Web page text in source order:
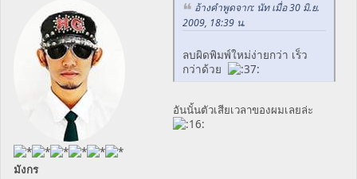
มังกร
อ้างคำพูดจาก: นัท เมื่อ 30 มิ.ย.
2009, 18:39 น.
ลบผิดพิมพ์ใหม่ง่ายกว่า เร็ว
กว่าด้วย
อันนั้นตัวเสียเวลาของผมเลยล่ะ